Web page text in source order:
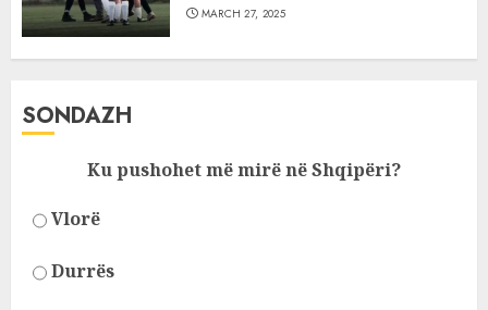
MARCH 27, 2025
SONDAZH
Ku pushohet më mirë në Shqipëri?
Vlorë
Durrës